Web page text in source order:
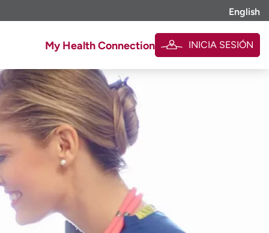
English
My Health Connection INICIA SESIÓN